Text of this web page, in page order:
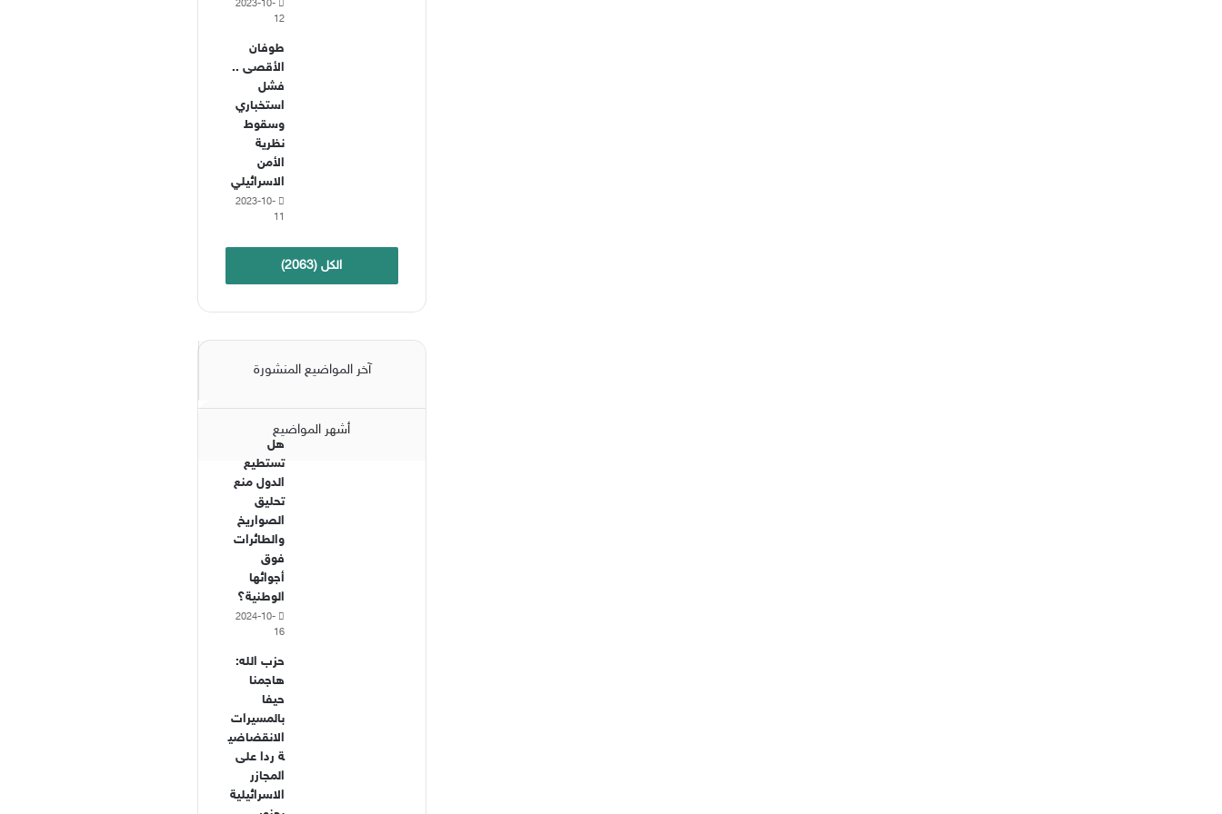
2023-10-
12
طوفان
الأقصى ..
فشل
استخباري
وسقوط
نظرية
الأمن
الاسرائيلي
2023-10-
11
الكل (2063)
آخر المواضيع المنشورة
أشهر المواضيع
هل
تستطيع
الدول منع
تحليق
الصواريخ
والطائرات
فوق
أجوائها
الوطنية؟
2024-10-
16
حزب الله:
هاجمنا
حيفا
بالمسيرات
الانقضاضي
ة ردا على
المجازر
الاسرائيلية